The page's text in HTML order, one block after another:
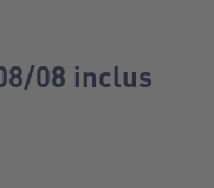
08 inclus